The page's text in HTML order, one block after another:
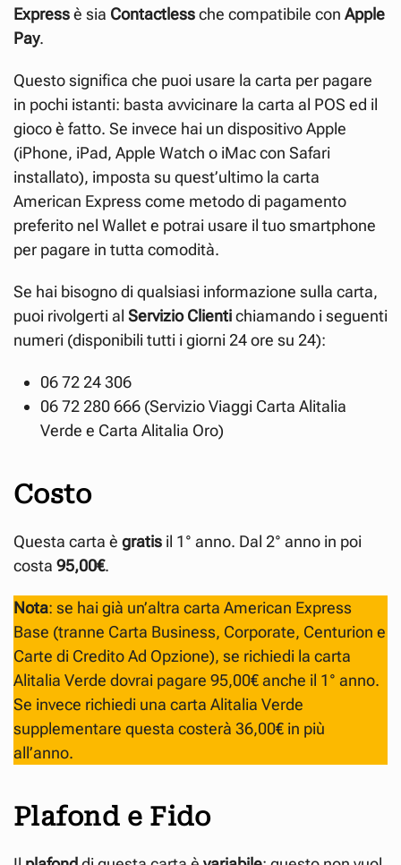
Expressè sia Contactlessche compatibile con Apple
Pay.
Questo significa che puoi usare la carta per pagare
in pochi istanti: basta avvicinare la carta al POS ed il
gioco è fatto. Se invece hai un dispositivo Apple
(iPhone, iPad, Apple Watch o iMac con Safari
installato), imposta su quest’ultimo la carta
American Express come metodo di pagamento
preferito nel Wallet e potrai usare il tuo smartphone
per pagare in tutta comodità.
Se hai bisogno di qualsiasi informazione sulla carta,
puoi rivolgerti al Servizio Clientichiamando i seguenti
numeri (disponibili tutti i giorni 24 ore su 24):
06 72 24 306
06 72 280 666 (Servizio Viaggi Carta Alitalia
Verde e Carta Alitalia Oro)
Costo
Questa carta è gratis il 1° anno. Dal 2° anno in poi
costa 95,00€.
Nota: se hai già un’altra carta American Express
Base (tranne Carta Business, Corporate, Centurion e
Carte di Credito Ad Opzione), se richiedi la carta
Alitalia Verde dovrai pagare 95,00€ anche il 1° anno.
Se invece richiedi una carta Alitalia Verde
supplementare questa costerà 36,00€ in più
all’anno.
Plafond e Fido